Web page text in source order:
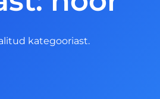
kategooriast.